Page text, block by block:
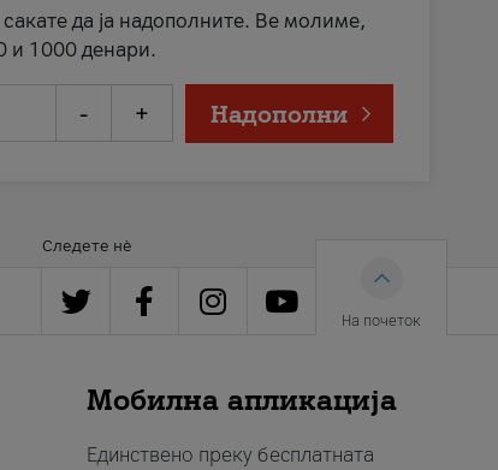
сакате да ја надополните. Ве молиме,
и 1000 денари.
- + Надополни
Следете нè
На почеток
Мобилна апликација
Единствено преку бесплатната